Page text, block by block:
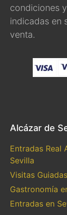
condiciones
indicadas en
venta.
Alcázar de
Entradas Real
Sevilla
Visitas Guiadas
Gastronomía
Entradas en